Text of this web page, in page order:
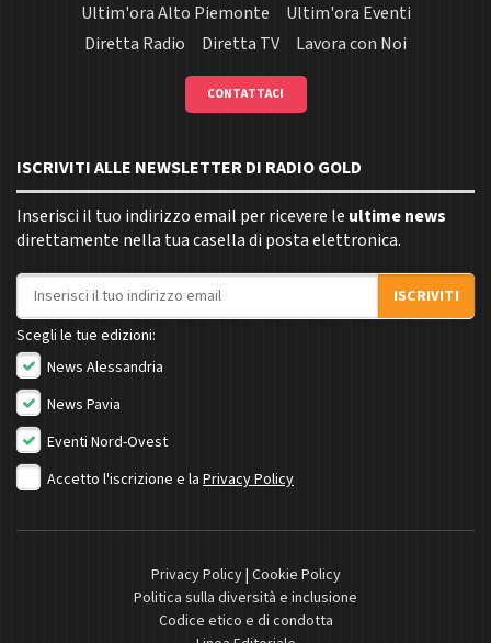
Ultim'ora Alto Piemonte
Ultim'ora Eventi
Diretta Radio
Diretta TV Lavora con Noi
CONTATTACI
ISCRIVITI ALLE NEWSLETTER DI RADIO GOLD
Inserisci il tuo indirizzo email per ricevere le ultime news
direttamente nella tua casella di posta elettronica.
Indirizzo email
ISCRIVITI
Scegli le tue edizioni:
News Alessandria
News Pavia
Eventi Nord-Ovest
Accetto l'iscrizione e la Privacy Policy
Privacy Policy| Cookie Policy
Politica sulla diversità e inclusione
Codice etico e di condotta